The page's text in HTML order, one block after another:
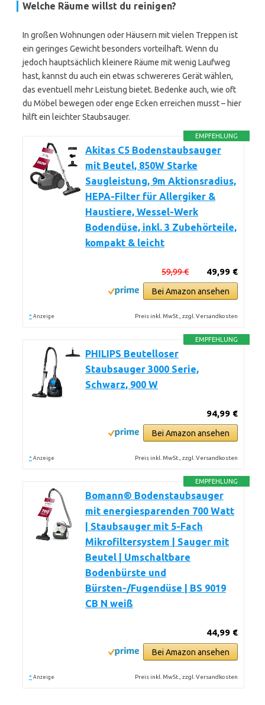
Welche Räume willst du reinigen?
In großen Wohnungen oder Häusern mit vielen Treppen ist
ein geringes Gewicht besonders vorteilhaft. Wenn du
jedoch hauptsächlich kleinere Räume mit wenig Laufweg
hast, kannst du auch ein etwas schwereres Gerät wählen,
das eventuell mehr Leistung bietet. Bedenke auch, wie oft
du Möbel bewegen oder enge Ecken erreichen musst – hier
hilft ein leichter Staubsauger.
EMPFEHLUNG
Akitas C5 Bodenstaubsauger
mit Beutel, 850W Starke
Saugleistung, 9m Aktionsradius,
HEPA-Filter für Allergiker &
Haustiere, Wessel-Werk
Bodendüse, inkl. 3 Zubehörteile,
kompakt & leicht
49,99 €
59,99 €
Bei Amazon ansehen
* Anzeige Preis inkl. MwSt., zzgl. Versandkosten
EMPFEHLUNG
PHILIPS Beutelloser
Staubsauger 3000 Serie,
Schwarz, 900 W
94,99 €
Bei Amazon ansehen
* Anzeige Preis inkl. MwSt., zzgl. Versandkosten
EMPFEHLUNG
Bomann® Bodenstaubsauger
mit energiesparenden 700 Watt
| Staubsauger mit 5-Fach
Mikrofiltersystem | Sauger mit
Beutel | Umschaltbare
Bodenbürste und
Bürsten-/Fugendüse | BS 9019
CB N weiß
44,99 €
Bei Amazon ansehen
* Anzeige Preis inkl. MwSt., zzgl. Versandkosten